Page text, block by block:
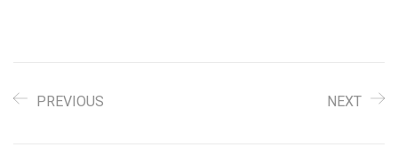
PREVIOUS NEXT